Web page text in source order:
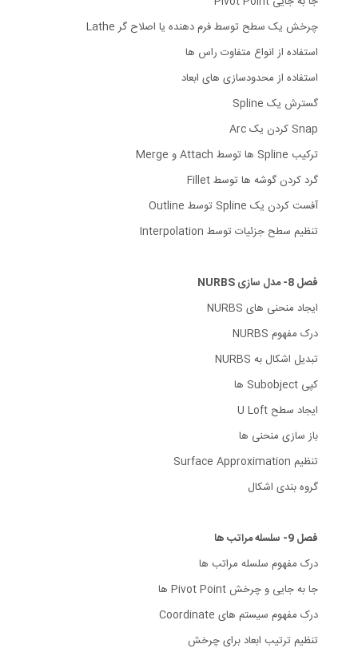
چرخش یک سطح توسط فرم دهنده یا اصلاح گر Lathe
استفاده از انواع متفاوت راس ها
استفاده از محدودسازی های ابعاد
گسترش یک Spline
Snap کردن یک Arc
ترکیب Spline ها توسط Attach و Merge
گرد کردن گوشه ها توسط Fillet
آفست کردن یک Spline توسط Outline
تنظیم سطح جزئیات توسط Interpolation
فصل 8- مدل سازی NURBS
ایجاد منحنی های NURBS
درک مفهوم NURBS
تبدیل اشکال به NURBS
کپی Subobject ها
ایجاد سطح U Loft
باز سازی منحنی ها
تنظیم Surface Approximation
گروه بندی اشکال
فصل 9- سلسله مراتب ها
درک مفهوم سلسله مراتب ها
جا به جایی و چرخش Pivot Point ها
درک مفهوم سیستم های Coordinate
تنظیم ترتیب ابعاد برای چرخش